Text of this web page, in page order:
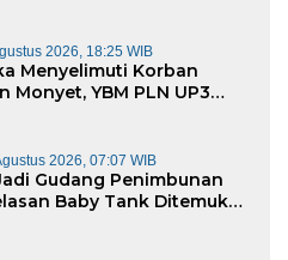
2026, 18:25 WIB
Menyelimuti Korban
Monyet, YBM PLN UP3
2026, 07:07 WIB
Gudang Penimbunan
Baby Tank Ditemukan